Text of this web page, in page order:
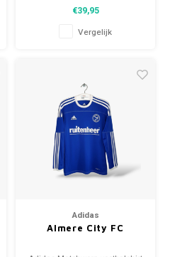
Conditie: 8.5/10 (gebruikt)
€39,95
Vergelijk
Adidas
Almere City FC